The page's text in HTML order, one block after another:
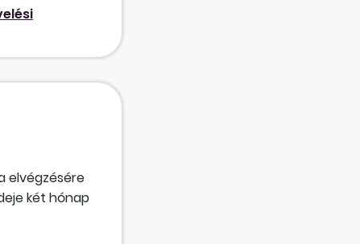
elvégzésére
két hónap
előtt?